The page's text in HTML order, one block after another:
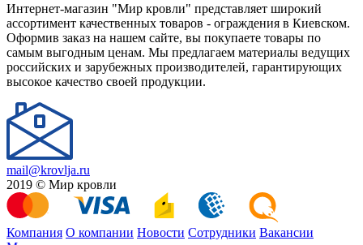
Интернет-магазин "Мир кровли" представляет широкий
ассортимент качественных товаров - ограждения в Киевском.
Оформив заказ на нашем сайте, вы покупаете товары по
самым выгодным ценам. Мы предлагаем материалы ведущих
российских и зарубежных производителей, гарантирующих
высокое качество своей продукции.
mail@krovlja.ru
2019 © Мир кровли
Компания О компании Новости Сотрудники Вакансии